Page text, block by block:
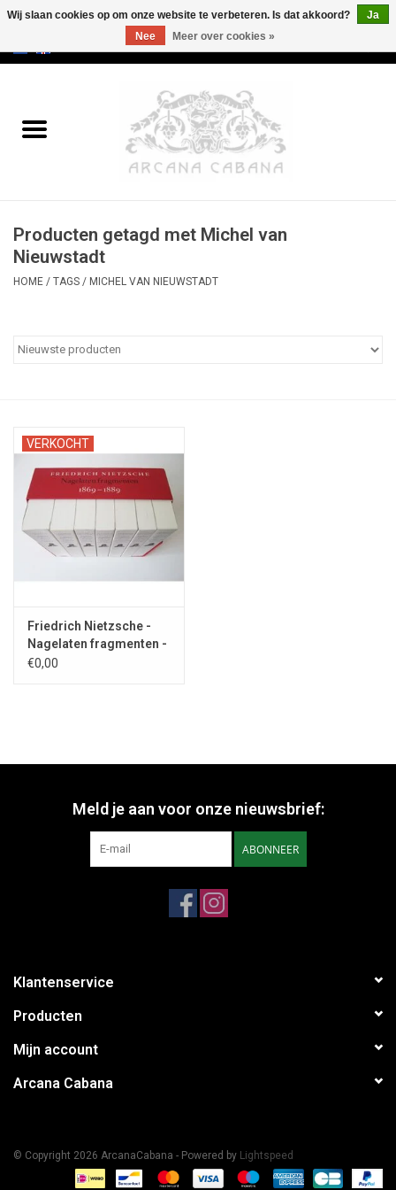
Oud & Zeldzaam
Erotica
Curiosa
Producten getagd met Michel van
Nieuwstadt
HOME / TAGS / MICHEL VAN NIEUWSTADT
VERKOCHT
Friedrich Nietzsche -
Nagelaten fragmenten -
2007
€0,00
Meld je aan voor onze nieuwsbrief:
ABONNEER
Klantenservice
Producten
Mijn account
Arcana Cabana
© Copyright 2026 ArcanaCabana - Powered by Lightspeed
Wij slaan cookies op om onze website te verbeteren. Is dat akkoord?
Ja
Nee
Meer over cookies »